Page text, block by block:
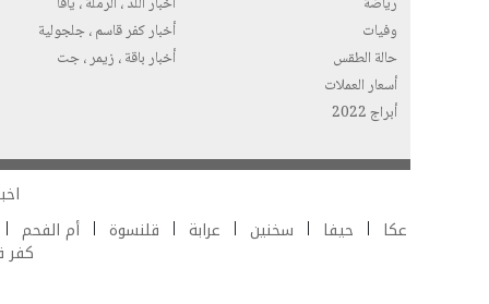
وفيات
حالة الطقس
أسعار العملات
أبراج 2022
أخبار كفر قاسم ، جلجولية
أخبار باقة ، زيمر ، جت
عكا
حيفا سخنين عرابة قلنسوة أم الفحم
كفر